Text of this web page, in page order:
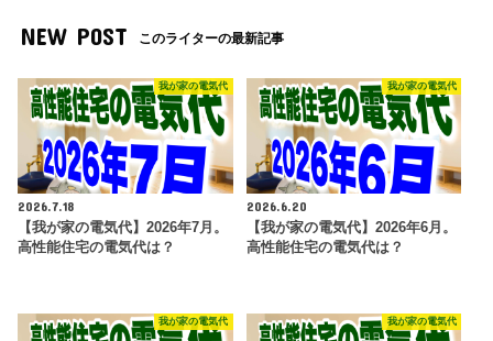
NEW POST このライターの最新記事
我が家の電気代
2026.7.18
【我が家の電気代】2026年7月。
高性能住宅の電気代は？
我が家の電気代
2026.6.20
【我が家の電気代】2026年6月。
高性能住宅の電気代は？
我が家の電気代 我が家の電気代